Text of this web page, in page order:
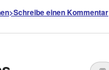
>Schreibe einen Kommentar